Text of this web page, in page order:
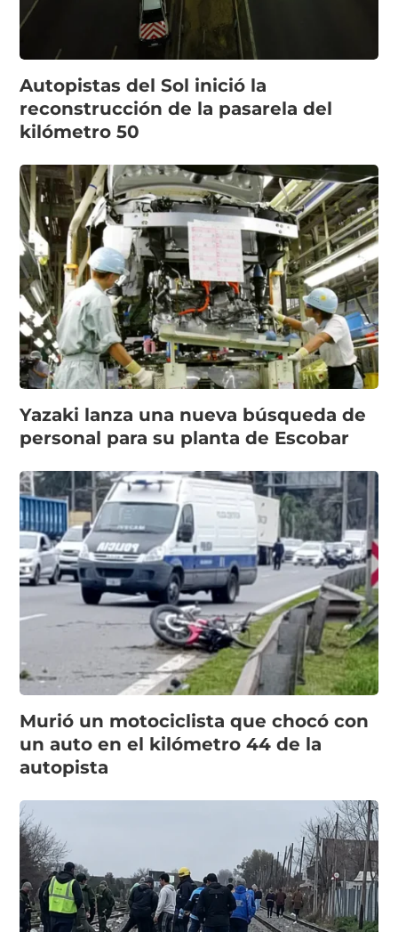
Autopistas del Sol inició la
reconstrucción de la pasarela del
kilómetro 50
Yazaki lanza una nueva búsqueda de
personal para su planta de Escobar
Murió un motociclista que chocó con
un auto en el kilómetro 44 de la
autopista